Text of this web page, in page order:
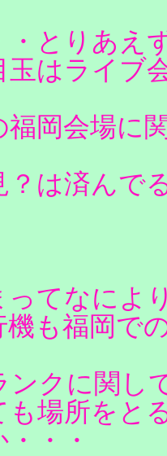
・とりあえ
玉はライブ
福岡会場に
？は済んで
ってなによ
機も福岡で
ンクに関し
も場所をと
・・